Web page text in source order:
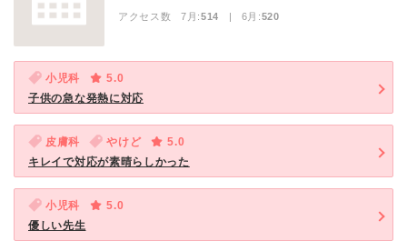
アクセス数 7月:514 | 6月:520
小児科
5.0
子供の急な発熱に対応
皮膚科 やけど
5.0
キレイで対応が素晴らしかった
小児科
5.0
優しい先生